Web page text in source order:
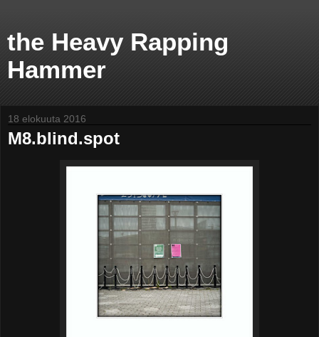
the Heavy Rapping
Hammer
18 elokuuta 2016
M8.blind.spot